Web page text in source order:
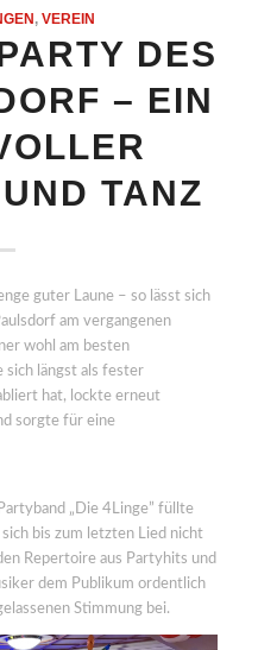
, VEREIN
DES
– EIN
TANZ
guter Laune – so lässt sich
am vergangenen
wohl am besten
sich längst als fester
hat, lockte erneut
sorgte für eine
„Die 4Linge” füllte
bis zum letzten Lied nicht
Repertoire aus Partyhits und
dem Publikum ordentlich
Stimmung bei.